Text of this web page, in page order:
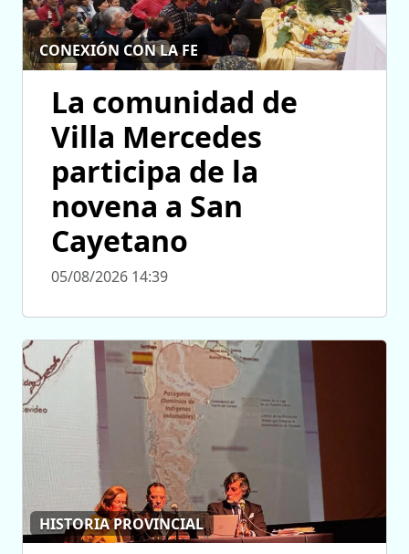
CONEXIÓN CON LA FE
La comunidad de
Villa Mercedes
participa de la
novena a San
Cayetano
05/08/2026 14:39
HISTORIA PROVINCIAL